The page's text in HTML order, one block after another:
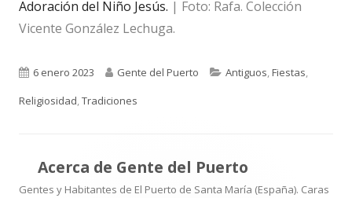
Adoración del Niño Jesús. | Foto: Rafa. Colección
Vicente González Lechuga.
Publicado
el
6 enero 2023 Autor
Gente del Puerto Categorías
Antiguos,Fiestas,
Religiosidad,Tradiciones
Acerca de Gente del Puerto
Gentes y Habitantes de El Puerto de Santa María (España). Caras